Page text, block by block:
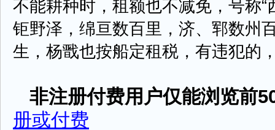
不能耕种时，租额也不减免，号称“
钜野泽，绵亘数百里，济、郓数州
生，杨戬也按船定租税，有违犯的
非注册付费用户仅能浏览前
册或付费